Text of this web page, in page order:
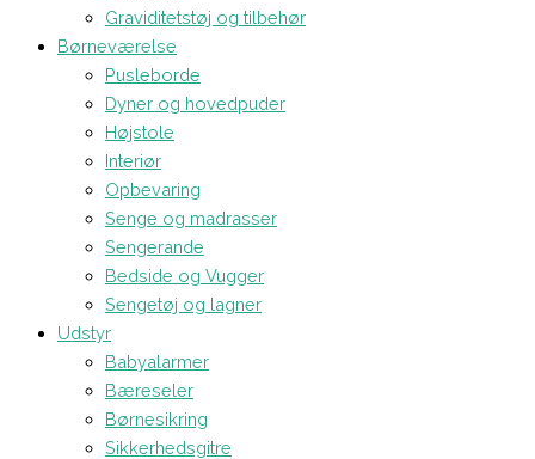
Graviditetstøj og tilbehør
Børneværelse
Pusleborde
Dyner og hovedpuder
Højstole
Interiør
Opbevaring
Senge og madrasser
Sengerande
Bedside og Vugger
Sengetøj og lagner
Udstyr
Babyalarmer
Bæreseler
Børnesikring
Sikkerhedsgitre